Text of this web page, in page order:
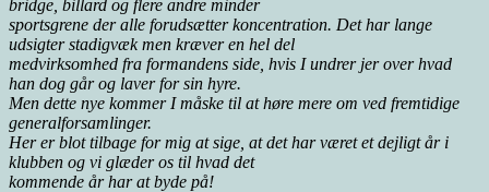
bridge, billard og flere andre minder
sportsgrene der alle forudsætter koncentration. Det har lange
udsigter stadigvæk men kræver en hel del
medvirksomhed fra formandens side, hvis I undrer jer over hvad
han dog går og laver for sin hyre.
Men dette nye kommer I måske til at høre mere om ved fremtidige
generalforsamlinger.
Her er blot tilbage for mig at sige, at det har været et dejligt år i
klubben og vi glæder os til hvad det
kommende år har at byde på!